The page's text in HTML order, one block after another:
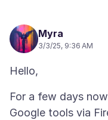
Myra
3/3/25, 9:36 AM
For a few days
Google tools via